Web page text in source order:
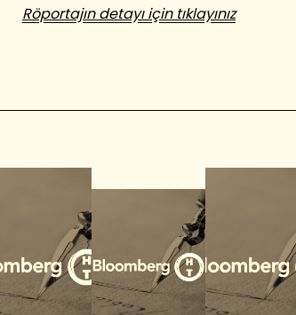
Röportajın detayı için tıklayınız